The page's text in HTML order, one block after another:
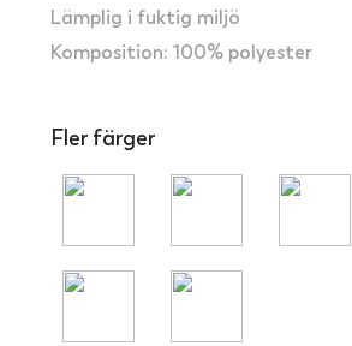
Lämplig i fuktig miljö
Komposition: 100% polyester
Fler färger